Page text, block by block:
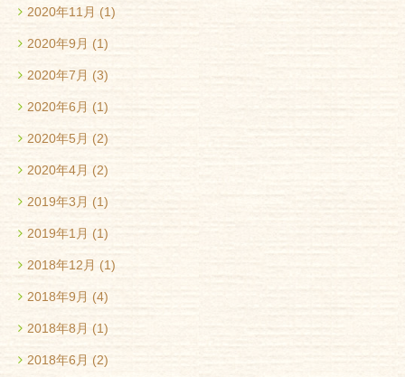
2020年11月 (1)
2020年9月 (1)
2020年7月 (3)
2020年6月 (1)
2020年5月 (2)
2020年4月 (2)
2019年3月 (1)
2019年1月 (1)
2018年12月 (1)
2018年9月 (4)
2018年8月 (1)
2018年6月 (2)